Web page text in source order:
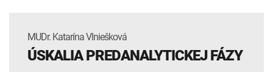
MUDr. Katarína Vlniešková
ÚSKALIA PREDANALYTICKEJ FÁZY